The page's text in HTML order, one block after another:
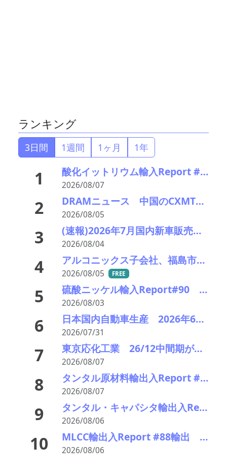
ランキング
3日間 1週間 1ヶ月 1年
1 酸化イットリウム輸入Report #52 2026年前半中国から輸入量激減 でも依然中国頼り
2026/08/07
2 DRAMニュース 中国のCXMTが上場で業界に波紋
2026/08/05
3 (速報)2026年7月国内新車販売 41万7千台 前年同月比7%増加 4か月連続プラス
2026/08/04
4 アルコニックス子会社、福島市に新工場－半導体製造装置などの精密金属加工部品の生産能力を２倍に
2026/08/05 FREE
5 硫酸ニッケル輸入Report#90 2026年中盤輸入回復の兆し
2026/08/03
6 日本国内自動車生産 2026年6月生産台数 73万7千台 前年同月比6.8%増加
2026/07/31
7 東京応化工業 26/12中間期が営業45％増の好業績で、再上方修正の余地も
2026/08/07
8 タンタル原材料輸出入Report #169塊粉くず輸出 2026前半輸出増加
2026/08/07
9 タンタル・キャパシタ輸出入Report #105輸出 2026年前半輸出額 前年同期比13%増加
2026/08/06
10 MLCC輸出入Report #88輸出 2026年前半輸出額4千億円 前年比21%増加
2026/08/06